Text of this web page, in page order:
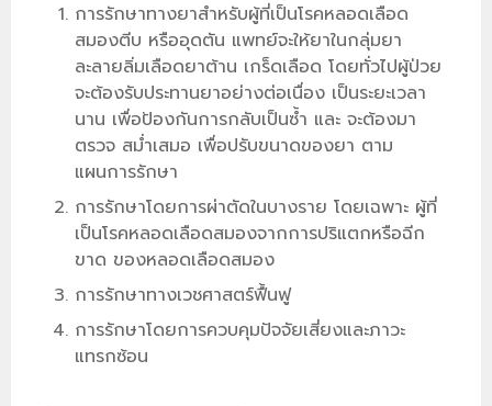
การรักษาทางยาสำหรับผู้ที่เป็นโรคหลอดเลือด
สมองตีบ หรืออุดตัน แพทย์จะให้ยาในกลุ่มยา
ละลายลิ่มเลือดยาต้าน เกร็ดเลือด โดยทั่วไปผู้ป่วย
จะต้องรับประทานยาอย่างต่อเนื่อง เป็นระยะเวลา
นาน เพื่อป้องกันการกลับเป็นซ้ำ และ จะต้องมา
ตรวจ สม่ำเสมอ เพื่อปรับขนาดของยา ตาม
แผนการรักษา
การรักษาโดยการผ่าตัดในบางราย โดยเฉพาะ ผู้ที่
เป็นโรคหลอดเลือดสมองจากการปริแตกหรือฉีก
ขาด ของหลอดเลือดสมอง
การรักษาทางเวชศาสตร์ฟื้นฟู
การรักษาโดยการควบคุมปัจจัยเสี่ยงและภาวะ
แทรกซ้อน